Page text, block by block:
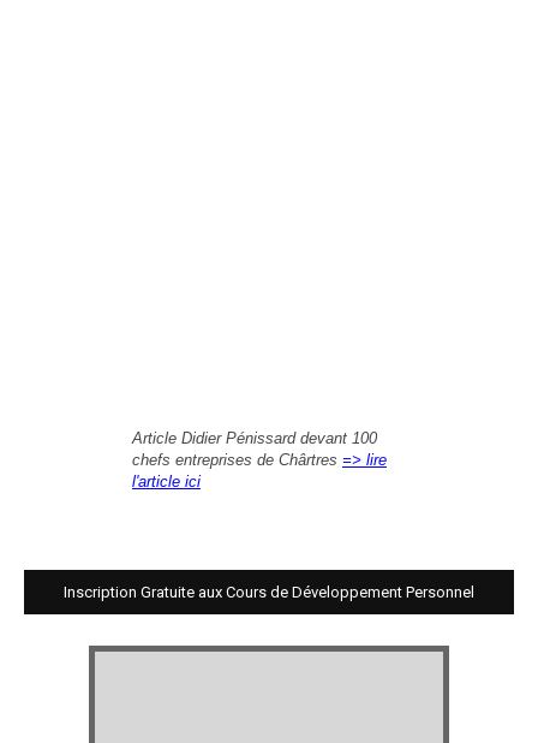
Article Didier Pénissard devant 100
chefs entreprises de Chârtres => lire
l'article ici
Inscription Gratuite aux Cours de Développement Personnel